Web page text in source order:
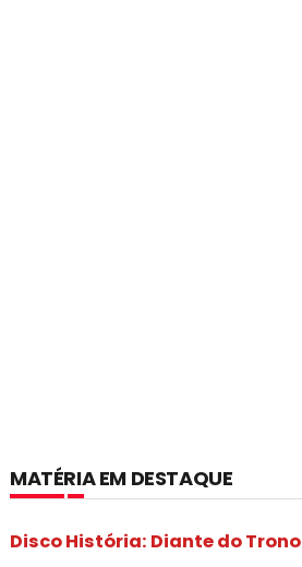
MATÉRIA EM DESTAQUE
Disco História: Diante do Trono